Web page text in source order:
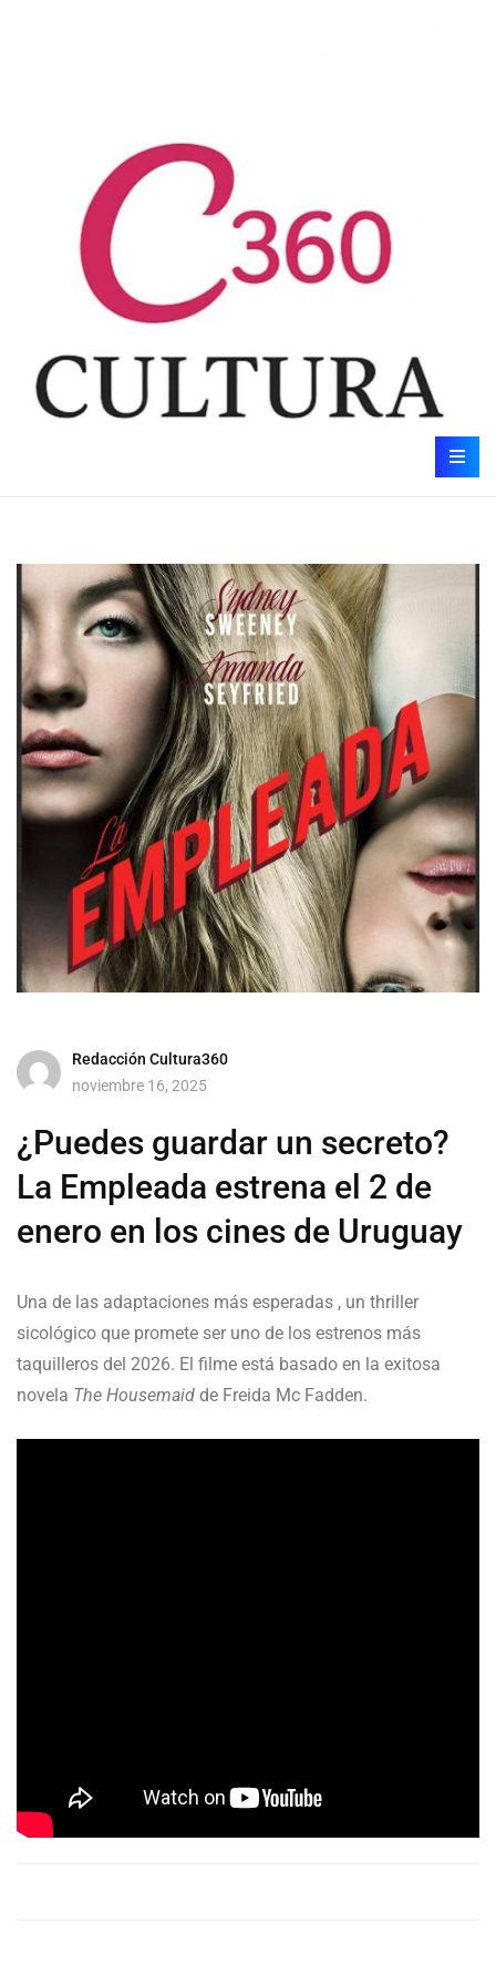
Redacción Cultura360
noviembre 16, 2025
¿Puedes guardar un secreto?
La Empleada estrena el 2 de
enero en los cines de Uruguay
Una de las adaptaciones más esperadas , un thriller
sicológico que promete ser uno de los estrenos más
taquilleros del 2026. El filme está basado en la exitosa
novela The Housemaid de Freida Mc Fadden.